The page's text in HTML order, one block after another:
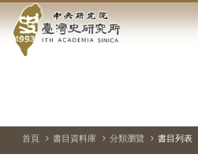
到中
央
院-
首頁 書目資料庫 分類瀏覽 書目列表